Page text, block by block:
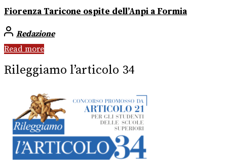
Fiorenza Taricone ospite dell’Anpi a Formia
Redazione
Read more
Rileggiamo l’articolo 34